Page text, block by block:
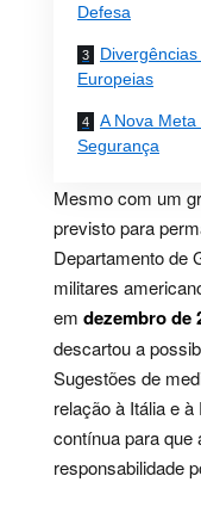
Defesa
Europeias
A Nova
Segurança
Mesmo com um
previsto para
Departamento de
militares
em dezembro de
descartou a
Sugestões de
relação à Itália e
contínua para que
responsabilidade